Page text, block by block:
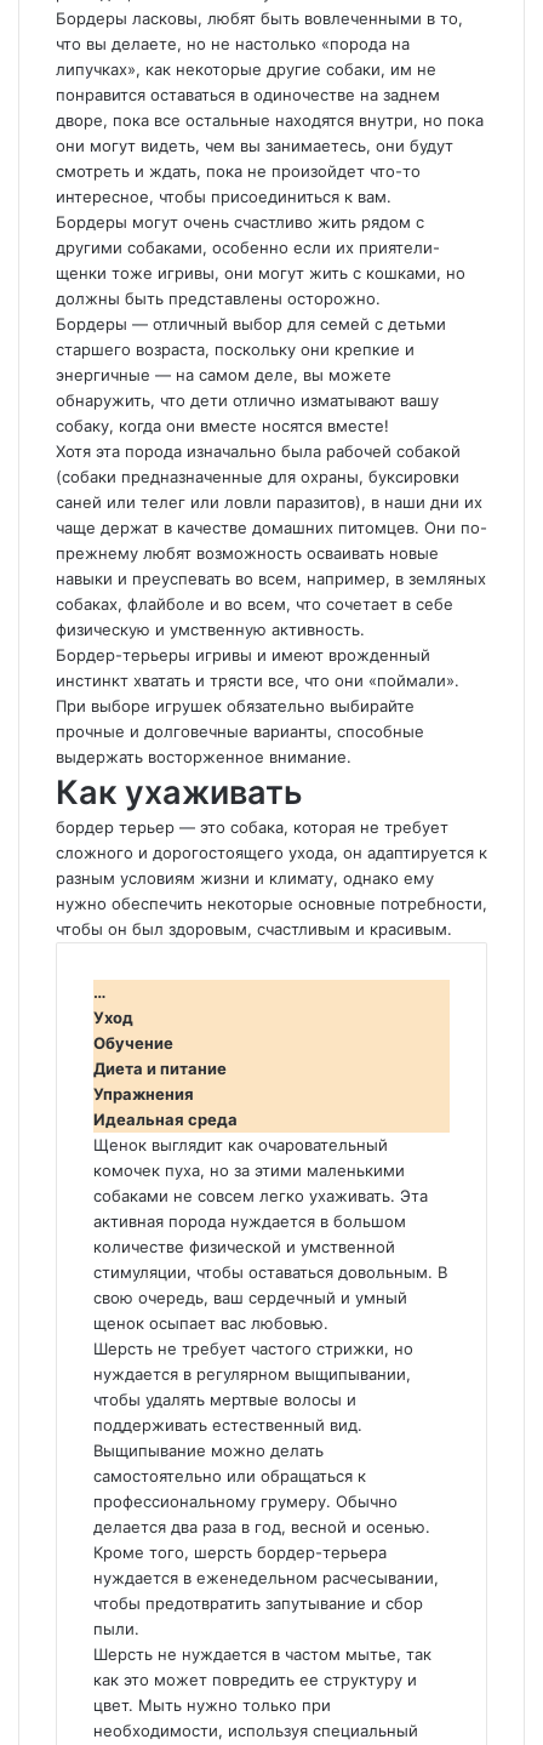
Бордеры ласковы, любят быть вовлеченными в то,
что вы делаете, но не настолько «порода на
липучках», как некоторые другие собаки, им не
понравится оставаться в одиночестве на заднем
дворе, пока все остальные находятся внутри, но пока
они могут видеть, чем вы занимаетесь, они будут
смотреть и ждать, пока не произойдет что-то
интересное, чтобы присоединиться к вам.
Бордеры могут очень счастливо жить рядом с
другими собаками, особенно если их приятели-
щенки тоже игривы, они могут жить с кошками, но
должны быть представлены осторожно.
Бордеры — отличный выбор для семей с детьми
старшего возраста, поскольку они крепкие и
энергичные — на самом деле, вы можете
обнаружить, что дети отлично изматывают вашу
собаку, когда они вместе носятся вместе!
Хотя эта порода изначально была рабочей собакой
(собаки предназначенные для охраны, буксировки
саней или телег или ловли паразитов), в наши дни их
чаще держат в качестве домашних питомцев. Они по-
прежнему любят возможность осваивать новые
навыки и преуспевать во всем, например, в земляных
собаках, флайболе и во всем, что сочетает в себе
физическую и умственную активность.
Бордер-терьеры игривы и имеют врожденный
инстинкт хватать и трясти все, что они «поймали».
При выборе игрушек обязательно выбирайте
прочные и долговечные варианты, способные
выдержать восторженное внимание.
Как ухаживать
бордер терьер — это собака, которая не требует
сложного и дорогостоящего ухода, он адаптируется к
разным условиям жизни и климату, однако ему
нужно обеспечить некоторые основные потребности,
чтобы он был здоровым, счастливым и красивым.
…
Уход
Обучение
Диета и питание
Упражнения
Идеальная среда
Щенок выглядит как очаровательный
комочек пуха, но за этими маленькими
собаками не совсем легко ухаживать. Эта
активная порода нуждается в большом
количестве физической и умственной
стимуляции, чтобы оставаться довольным. В
свою очередь, ваш сердечный и умный
щенок осыпает вас любовью.
Шерсть не требует частого стрижки, но
нуждается в регулярном выщипывании,
чтобы удалять мертвые волосы и
поддерживать естественный вид.
Выщипывание можно делать
самостоятельно или обращаться к
профессиональному грумеру. Обычно
делается два раза в год, весной и осенью.
Кроме того, шерсть бордер-терьера
нуждается в еженедельном расчесывании,
чтобы предотвратить запутывание и сбор
пыли.
Шерсть не нуждается в частом мытье, так
как это может повредить ее структуру и
цвет. Мыть нужно только при
необходимости, используя специальный